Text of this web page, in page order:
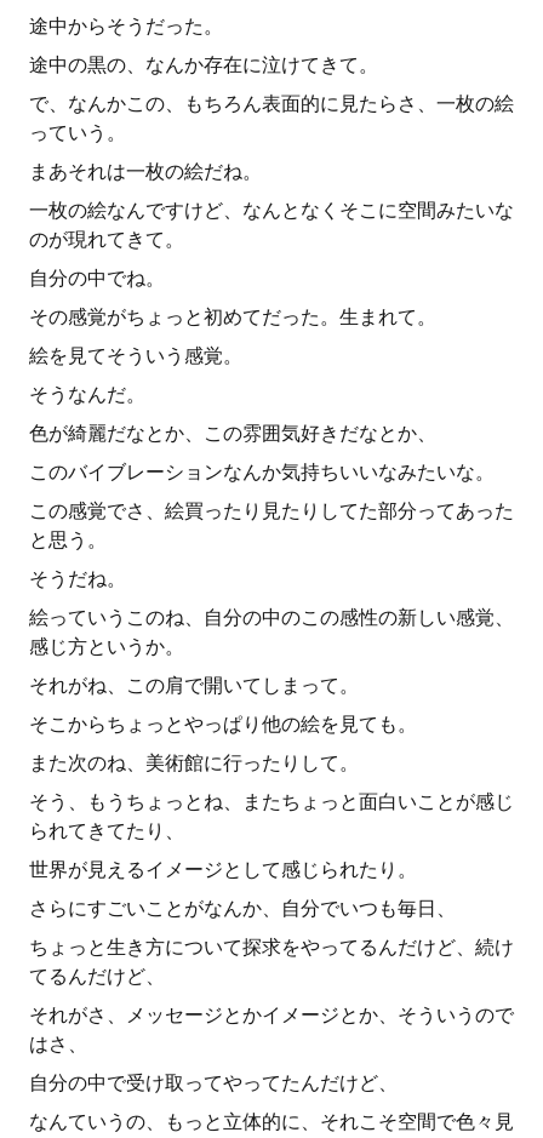
途中からそうだった。
途中の黒の、なんか存在に泣けてきて。
で、なんかこの、もちろん表面的に見たらさ、一枚の絵
っていう。
まあそれは一枚の絵だね。
一枚の絵なんですけど、なんとなくそこに空間みたいな
のが現れてきて。
自分の中でね。
その感覚がちょっと初めてだった。生まれて。
絵を見てそういう感覚。
そうなんだ。
色が綺麗だなとか、この雰囲気好きだなとか、
このバイブレーションなんか気持ちいいなみたいな。
この感覚でさ、絵買ったり見たりしてた部分ってあった
と思う。
そうだね。
絵っていうこのね、自分の中のこの感性の新しい感覚、
感じ方というか。
それがね、この肩で開いてしまって。
そこからちょっとやっぱり他の絵を見ても。
また次のね、美術館に行ったりして。
そう、もうちょっとね、またちょっと面白いことが感じ
られてきてたり、
世界が見えるイメージとして感じられたり。
さらにすごいことがなんか、自分でいつも毎日、
ちょっと生き方について探求をやってるんだけど、続け
てるんだけど、
それがさ、メッセージとかイメージとか、そういうので
はさ、
自分の中で受け取ってやってたんだけど、
なんていうの、もっと立体的に、それこそ空間で色々見